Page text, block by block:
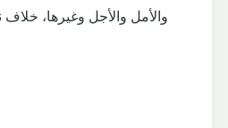
والأمل والأجل وغيرها،